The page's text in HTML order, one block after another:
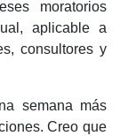
moratorios
aplicable a
consultores y
semana más
Creo que